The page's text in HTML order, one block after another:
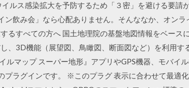
ルス感染拡大を予防するため「３密」を避ける要請
ン飲み会」なら心配ありません。そんななか、オン
るすべての方へ 国土地理院の基盤地図情報をベース
、3D機能（展望図、鳥瞰図、断面図など）を利用す
ルマップ スーパー地形』アプリやGPS機器、モバイ
プラグインです。 ※このプラグ 表示に合わせて最適